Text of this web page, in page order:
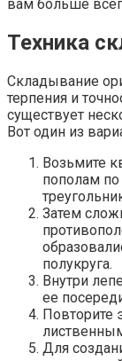
вам больше
Техника
Складывание
терпения и
существует
Вот один из
Возьмите
пополам по
Затем
полукруга.
Внутри
ее
Повторите
Для